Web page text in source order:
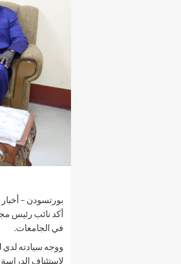
بورتسودن –
أكد نائب رئيس
في الجامعات.
ووجه سيادته لدي
لاستئناف